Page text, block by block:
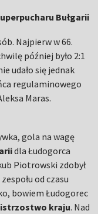
Bułgarii
Najpierw w 66.
później było 2:1
udało się jednak
regulaminowego
Maras.
gola na wagę
dla Łudogorca
Piotrowski zdobył
od czasu
bowiem Łudogorec
kraju. Nad